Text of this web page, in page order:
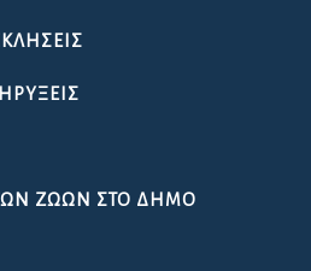
ΖΏΩΝ ΣΤΟ ΔΉΜΟ